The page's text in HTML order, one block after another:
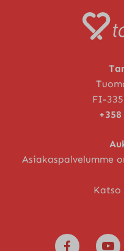
FI-
Asiakaspalvelumme
Katso